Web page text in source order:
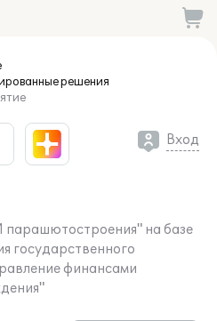
решения
Вход
на базе
государственного
финансами